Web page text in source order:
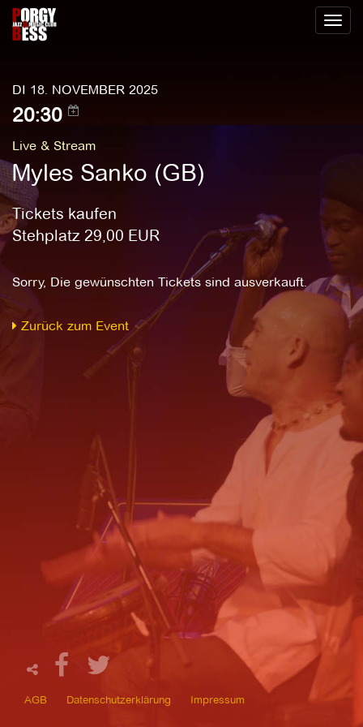
Toggle
DI 18. NOVEMBER 2025
20:30
Live & Stream
Myles Sanko (GB)
Tickets kaufen
Stehplatz 29,00 EUR
Sorry, Die gewünschten Tickets sind ausverkauft.
Zurück zum Event
AGB Datenschutzerklärung Impressum